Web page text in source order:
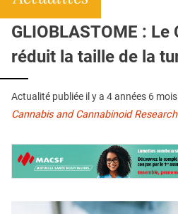
QUI SOMMES-NOUS ?
PUBLICITÉ
CONDITIONS GÉNÉRALES
CONTACT
GLIOBLASTOME : Le
réduit la taille de la
Actualité publiée il y a 4 années 6
Cannabis and Cannabinoid Research